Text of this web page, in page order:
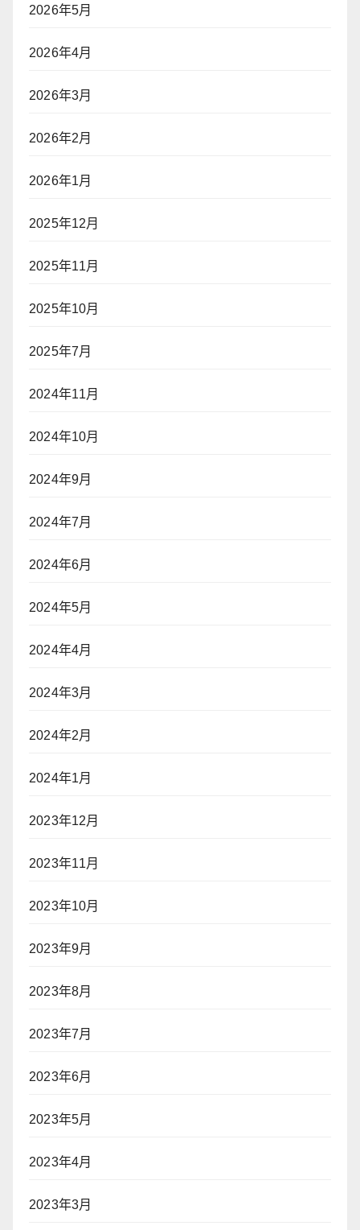
2026年5月
2026年4月
2026年3月
2026年2月
2026年1月
2025年12月
2025年11月
2025年10月
2025年7月
2024年11月
2024年10月
2024年9月
2024年7月
2024年6月
2024年5月
2024年4月
2024年3月
2024年2月
2024年1月
2023年12月
2023年11月
2023年10月
2023年9月
2023年8月
2023年7月
2023年6月
2023年5月
2023年4月
2023年3月